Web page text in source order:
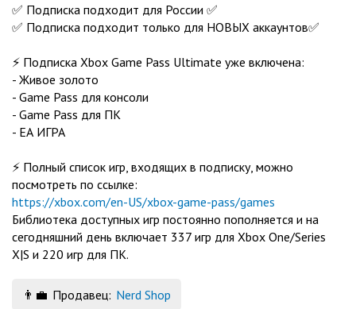
✅ Подписка подходит для России ✅
✅ Подписка подходит только для НОВЫХ аккаунтов✅
⚡️ Подписка Xbox Game Pass Ultimate уже включена:
- Живое золото
- Game Pass для консоли
- Game Pass для ПК
- ЕА ИГРА
⚡️ Полный список игр, входящих в подписку, можно
посмотреть по ссылке:
https://xbox.com/en-US/xbox-game-pass/games
Библиотека доступных игр постоянно пополняется и на
сегодняшний день включает 337 игр для Xbox One/Series
X|S и 220 игр для ПК.
👨‍💼 Продавец: Nerd Shop